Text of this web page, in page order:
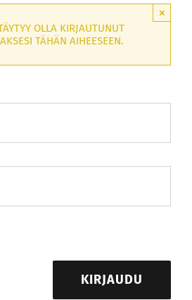
×
OLLA KIRJAUTUNUT
TÄHÄN AIHEESEEN.
KIRJAUDU